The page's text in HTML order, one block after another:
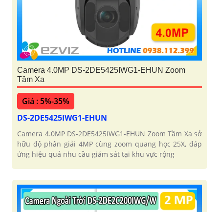
Camera 4.0MP DS-2DE5425IWG1-EHUN Zoom
Tầm Xa
Giá : 5%-35%
DS-2DE5425IWG1-EHUN
Camera 4.0MP DS-2DE5425IWG1-EHUN Zoom Tầm Xa sở
hữu độ phân giải 4MP cùng zoom quang học 25X, đáp
ứng hiệu quả nhu cầu giám sát tại khu vực rộng